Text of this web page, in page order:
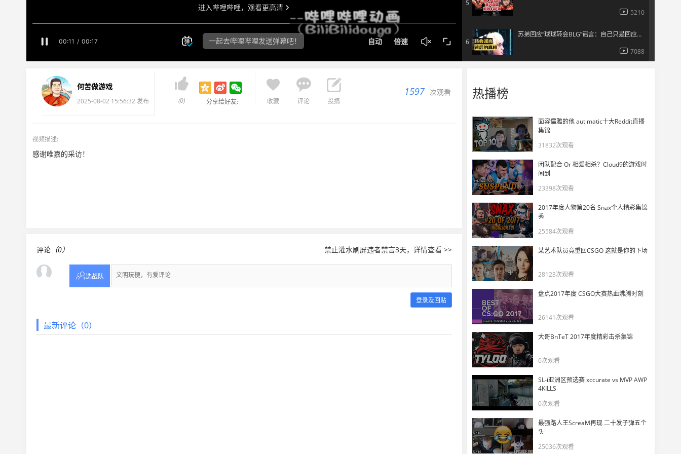
5
5210
6
苏弟回应“球球转会BLG”谣言：自己只是回应弹幕
7088
9494
“你为什么而来” // 《轮到你了》晋升赛·上篇
6602
9248
一个视频带你了解 2025 VCT CN 晋升赛
帮 VCT CN 找外援 番外篇 - 教练
蛋看苏弟老手为CN瓦献唱：还好没去巴黎，国内队一个见不到
何苦做游戏
2025-08-02 15:56:32 发布

(0) 分享给好友:

收藏

评论

投搞
1597 次观看
视频描述:
感谢唯嘉的采访！
禁止灌水刷屏违者禁言3天，详情查看 >>
评论 （0）
选战队
登录及回贴
最新评论（0）
热播榜
面容儒雅的他 autimatic十大Reddit直播
集锦
31832次观看
团队配合 Or 相爱相杀？Cloud9的游戏时
间到
23398次观看
2017年度人物第20名 Snax个人精彩集锦
秀
25584次观看
某艺术队员竟重回CSGO 这就是你的下场
28123次观看
盘点2017年度 CSGO大赛热血沸腾时刻
26141次观看
大哥BnTeT 2017年度精彩击杀集锦
0次观看
SL-i亚洲区预选赛 xccurate vs MVP AWP
4KILLS
0次观看
最强路人王ScreaM再现 二十发子弹五个
头
25036次观看